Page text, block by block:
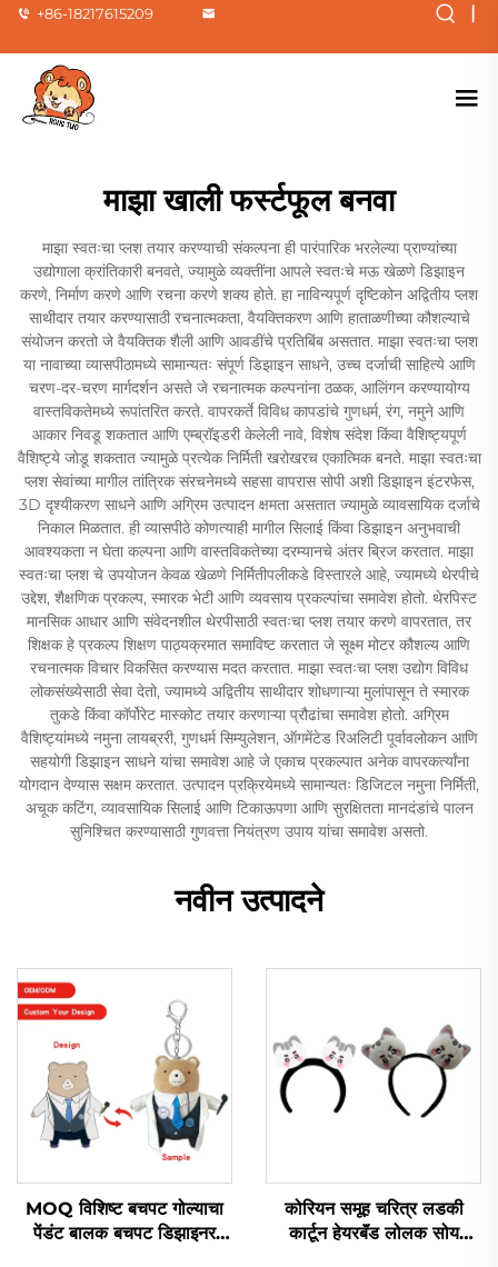
+86-18217615209 |
माझा खाली फर्स्टफूल बनवा
माझा स्वतःचा प्लश तयार करण्याची संकल्पना ही पारंपारिक भरलेल्या प्राण्यांच्या
उद्योगाला क्रांतिकारी बनवते, ज्यामुळे व्यक्तींना आपले स्वतःचे मऊ खेळणे डिझाइन
करणे, निर्माण करणे आणि रचना करणे शक्य होते. हा नाविन्यपूर्ण दृष्टिकोन अद्वितीय प्लश
साथीदार तयार करण्यासाठी रचनात्मकता, वैयक्तिकरण आणि हाताळणीच्या कौशल्याचे
संयोजन करतो जे वैयक्तिक शैली आणि आवडींचे प्रतिबिंब असतात. माझा स्वतःचा प्लश
या नावाच्या व्यासपीठामध्ये सामान्यतः संपूर्ण डिझाइन साधने, उच्च दर्जाची साहित्ये आणि
चरण-दर-चरण मार्गदर्शन असते जे रचनात्मक कल्पनांना ठळक, आलिंगन करण्यायोग्य
वास्तविकतेमध्ये रूपांतरित करते. वापरकर्ते विविध कापडांचे गुणधर्म, रंग, नमुने आणि
आकार निवडू शकतात आणि एम्ब्रॉइडरी केलेली नावे, विशेष संदेश किंवा वैशिष्ट्यपूर्ण
वैशिष्ट्ये जोडू शकतात ज्यामुळे प्रत्येक निर्मिती खरोखरच एकात्मिक बनते. माझा स्वतःचा
प्लश सेवांच्या मागील तांत्रिक संरचनेमध्ये सहसा वापरास सोपी अशी डिझाइन इंटरफेस,
3D दृश्यीकरण साधने आणि अग्रिम उत्पादन क्षमता असतात ज्यामुळे व्यावसायिक दर्जाचे
निकाल मिळतात. ही व्यासपीठे कोणत्याही मागील सिलाई किंवा डिझाइन अनुभवाची
आवश्यकता न घेता कल्पना आणि वास्तविकतेच्या दरम्यानचे अंतर ब्रिज करतात. माझा
स्वतःचा प्लश चे उपयोजन केवळ खेळणे निर्मितीपलीकडे विस्तारले आहे, ज्यामध्ये थेरपीचे
उद्देश, शैक्षणिक प्रकल्प, स्मारक भेटी आणि व्यवसाय प्रकल्पांचा समावेश होतो. थेरपिस्ट
मानसिक आधार आणि संवेदनशील थेरपीसाठी स्वतःचा प्लश तयार करणे वापरतात, तर
शिक्षक हे प्रकल्प शिक्षण पाठ्यक्रमात समाविष्ट करतात जे सूक्ष्म मोटर कौशल्य आणि
रचनात्मक विचार विकसित करण्यास मदत करतात. माझा स्वतःचा प्लश उद्योग विविध
लोकसंख्येसाठी सेवा देतो, ज्यामध्ये अद्वितीय साथीदार शोधणाऱ्या मुलांपासून ते स्मारक
तुकडे किंवा कॉर्पोरेट मास्कोट तयार करणाऱ्या प्रौढांचा समावेश होतो. अग्रिम
वैशिष्ट्यांमध्ये नमुना लायब्ररी, गुणधर्म सिम्युलेशन, ऑगमेंटेड रिअलिटी पूर्वावलोकन आणि
सहयोगी डिझाइन साधने यांचा समावेश आहे जे एकाच प्रकल्पात अनेक वापरकर्त्यांना
योगदान देण्यास सक्षम करतात. उत्पादन प्रक्रियेमध्ये सामान्यतः डिजिटल नमुना निर्मिती,
अचूक कटिंग, व्यावसायिक सिलाई आणि टिकाऊपणा आणि सुरक्षितता मानदंडांचे पालन
सुनिश्चित करण्यासाठी गुणवत्ता नियंत्रण उपाय यांचा समावेश असतो.
नवीन उत्पादने
MOQ विशिष्ट बचपट गोल्याचा
पेंडंट बालक बचपट डिझाइनर
कोरियन समूह चरित्र लडकी
कार्टून हेयरबॅंड लोलक सोय